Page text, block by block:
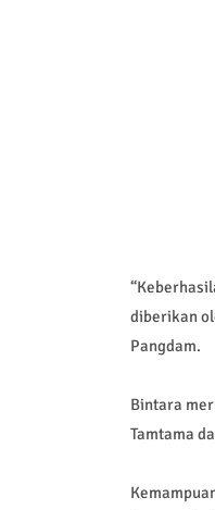
diberikan
Pangdam.
Bintara
Tamtama